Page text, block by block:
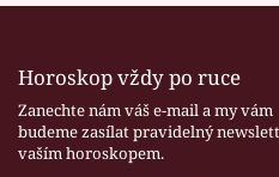
Horoskop vždy po ruce
Zanechte nám váš e-mail a my vám
budeme zasílat pravidelný
vaším horoskopem.